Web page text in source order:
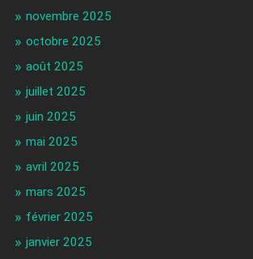
novembre 2025
octobre 2025
août 2025
juillet 2025
juin 2025
mai 2025
avril 2025
mars 2025
février 2025
janvier 2025